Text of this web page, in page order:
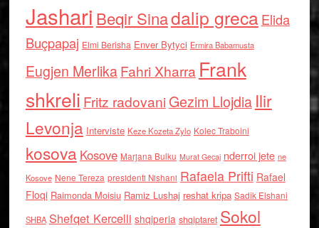
Jashari Beqir Sinadalip grecaElida
Buçpapaj Elmi Berisha Enver Bytyci Ermira Babamusta
Eugjen MerlikaFahri Xharra Frank
shkreli Fritz radovaniGezim Llojdia Ilir
Levonja Interviste Keze Kozeta Zylo Kolec Traboini
kosova Kosove Marjana Bulku Murat Gecaj nderroi jete ne
Kosove Nene Tereza presidenti Nishani Rafaela Prifti Rafael
Floqi Raimonda Moisiu Ramiz Lushaj reshat kripa Sadik Elshani
SHBA Shefqet Kercelli shqiperia shqiptaret Sokol